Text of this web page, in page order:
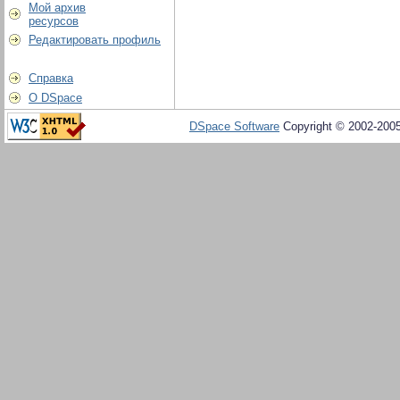
Мой архив
ресурсов
Редактировать профиль
Справка
О DSpace
DSpace Software Copyright © 2002-